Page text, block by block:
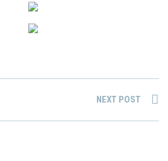
NEXT POST